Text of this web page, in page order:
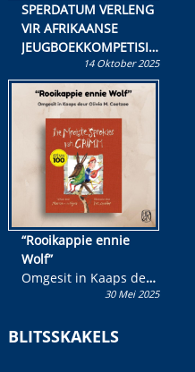
SPERDATUM VERLENG
VIR AFRIKAANSE
JEUGBOEKKOMPETISIE
Skryf ’n jeugboek of
kinderboek en staan ’n
kans om R50 000 te
wen!
14 Oktober 2025
“Rooikappie ennie
Wolf”
Omgesit in Kaaps deur
Olivia M. Coetzee30 Mei 2025
BLITSSKAKELS